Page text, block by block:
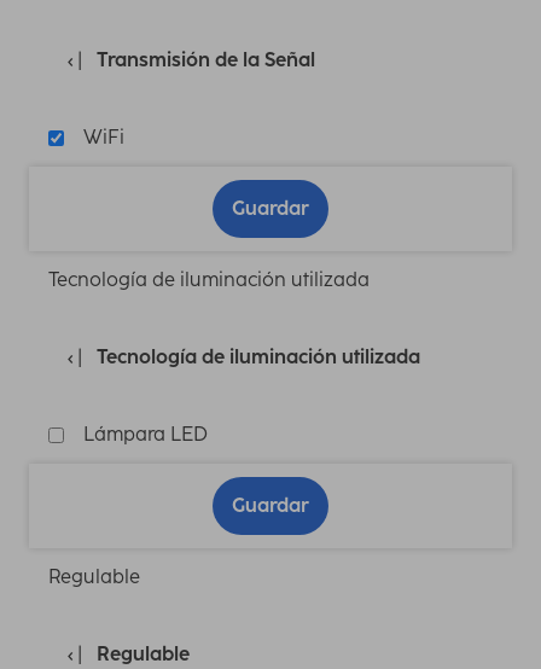
Transmisión de la Señal
WiFi
Guardar
Tecnología de iluminación utilizada
Tecnología de iluminación utilizada
Lámpara LED
Guardar
Regulable
Regulable